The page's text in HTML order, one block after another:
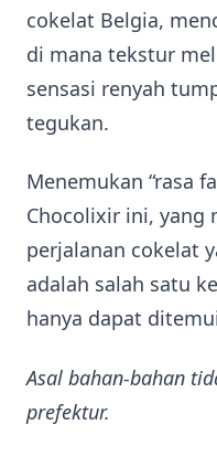
cokelat Belgia,
di mana tekstur
sensasi renyah
tegukan.
Menemukan “rasa
Chocolixir ini, yang
perjalanan cokelat
adalah salah satu
hanya dapat
Asal bahan-bahan
prefektur.